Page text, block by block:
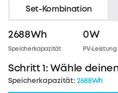
Set-Kombination
2688Wh
Speicherkapazität
0W
PV-Leistung
Schritt 1: Wähle
Speicherkapazität: 2688Wh